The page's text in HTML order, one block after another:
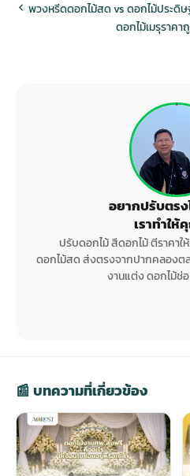
พวงหรีดดอกไม้สด vs ดอกไม้ประดิ
ดอกไม้เมรุราคา
อยากปรับตรง
เราทำให้
ปรับดอกไม้ สีดอกไม้ ตีราคา
ดอกไม้สด ส่งตรงจากปากคลองต
งานแต่ง ดอกไม้ช่อ
📰 บทความที่เกี่ยวข้อง